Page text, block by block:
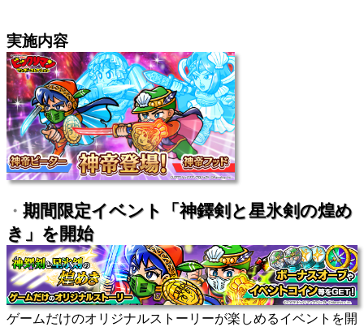
実施内容
・ 期間限定イベント「神鐸剣と星氷剣の煌め
き」を開始
ゲームだけのオリジナルストーリーが楽しめるイベントを開